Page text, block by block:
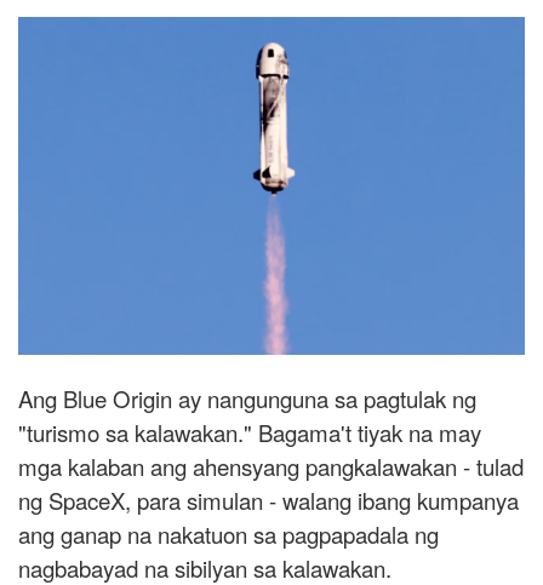
Ang Blue Origin ay nangunguna sa pagtulak ng
"turismo sa kalawakan." Bagama't tiyak na may
mga kalaban ang ahensyang pangkalawakan - tulad
ng SpaceX, para simulan - walang ibang kumpanya
ang ganap na nakatuon sa pagpapadala ng
nagbabayad na sibilyan sa kalawakan.